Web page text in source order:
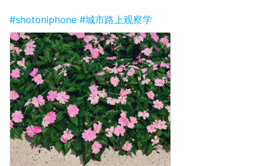
#shotoniphone #城市路上观察学